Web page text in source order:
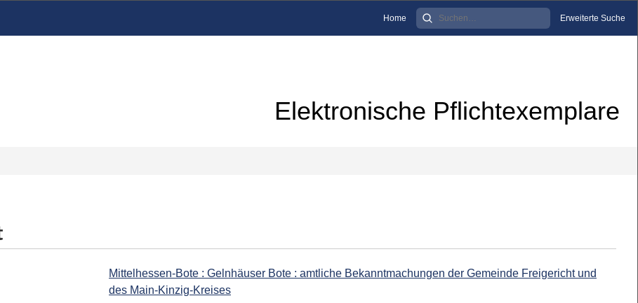
Home Erweiterte Suche
Elektronische Pflichtexemplare
Mittelhessen-Bote : Gelnhäuser Bote : amtliche Bekanntmachungen der Gemeinde Freigericht und
des Main-Kinzig-Kreises